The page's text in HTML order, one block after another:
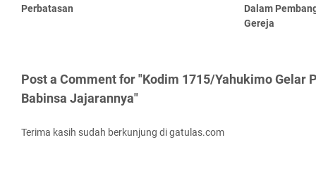
Perbatasan
Dalam
Gereja
Post a Comment for "Kodim 1715/Yahukimo Gelar
Babinsa Jajarannya"
Terima kasih sudah berkunjung di gatulas.com